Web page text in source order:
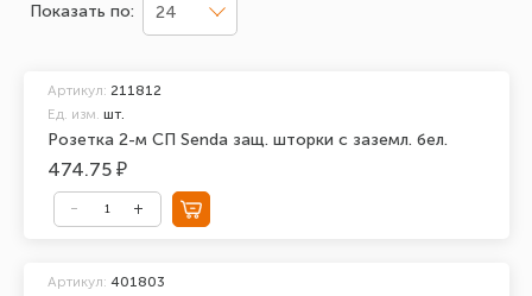
Показать по: 24
Розетка 2-м СП Senda защ. шторки с заземл. бел.
Артикул: 211812
Ед. изм. шт.
474.75 ₽
Артикул: 401803